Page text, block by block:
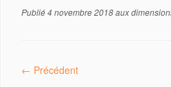
Publié4 novembre 2018aux
← Précédent